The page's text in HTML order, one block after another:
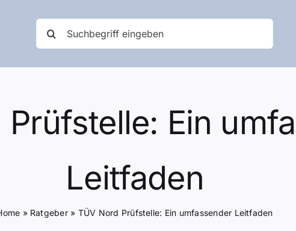
nach:
Ein
Leitfaden
» Ratgeber» TÜV Nord Prüfstelle: Ein umfassender Leitfaden